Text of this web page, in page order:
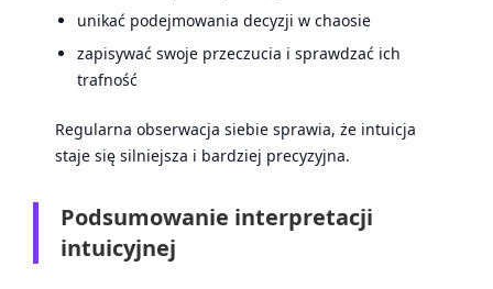
unikać podejmowania decyzji w chaosie
zapisywać swoje przeczucia i sprawdzać ich
trafność
Regularna obserwacja siebie sprawia, że intuicja
staje się silniejsza i bardziej precyzyjna.
Podsumowanie interpretacji
intuicyjnej